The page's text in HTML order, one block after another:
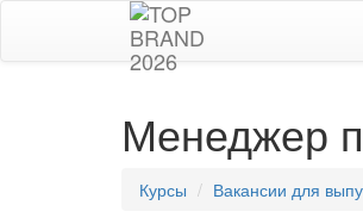
Менеджер
Курсы Вакансии для